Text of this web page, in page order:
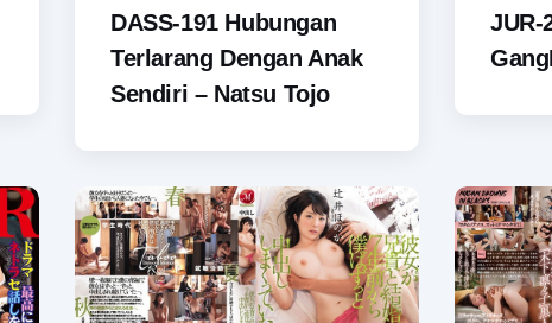
DASS-191 Hubungan
Terlarang Dengan Anak
Sendiri – Natsu Tojo
JUR-